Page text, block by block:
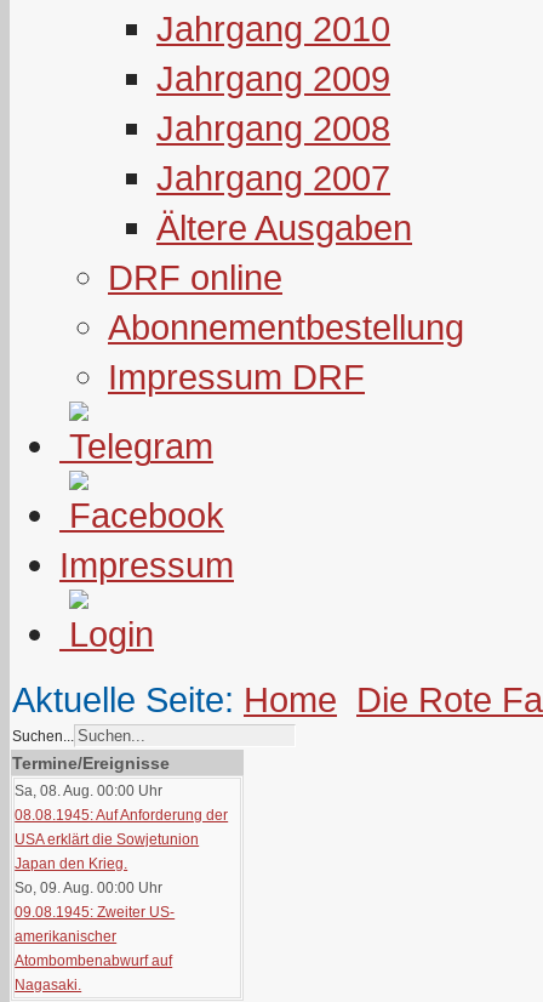
Jahrgang 2010
Jahrgang 2009
Jahrgang 2008
Jahrgang 2007
Ältere Ausgaben
DRF online
Abonnementbestellung
Impressum DRF
Impressum
Aktuelle Seite: Home Die Rote
Suchen...
Termine/Ereignisse
Sa, 08. Aug. 00:00 Uhr
08.08.1945: Auf Anforderung der
USA erklärt die Sowjetunion
Japan den Krieg.
So, 09. Aug. 00:00 Uhr
09.08.1945: Zweiter US-
amerikanischer
Atombombenabwurf auf
Nagasaki.